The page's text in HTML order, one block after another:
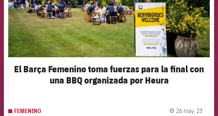
El Barça Femenino toma fuerzas para la final con
una BBQ organizada por Heura
FEMENINO 26 may. 23